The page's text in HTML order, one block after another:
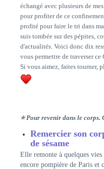
échangé avec plusieurs de
pour profiter de ce
profité pour faire le tri dans
suis tombée sur des pépites,
d'actualités. Voici donc dix
vous permettre de traverser
Si vous aimez, faites tourner,
⭐ Pour revenir dans le
Remercier son
de sésame
Elle remonte à quelques
encore pompière de Paris et